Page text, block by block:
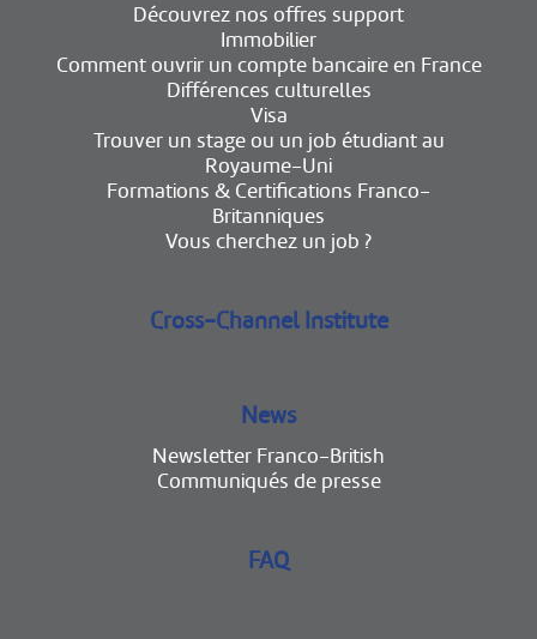
Découvrez nos offres support
Immobilier
Comment ouvrir un compte bancaire en France
Différences culturelles
Visa
Trouver un stage ou un job étudiant au
Royaume-Uni
Formations & Certifications Franco-
Britanniques
Vous cherchez un job ?
Cross-Channel Institute
News
Newsletter Franco-British
Communiqués de presse
FAQ